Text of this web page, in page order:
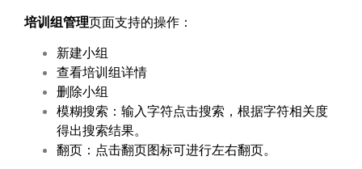
培训组管理页面支持的操作：
新建小组
查看培训组详情
删除小组
模糊搜索：输入字符点击搜索，根据字符相关度
得出搜索结果。
翻页：点击翻页图标可进行左右翻页。